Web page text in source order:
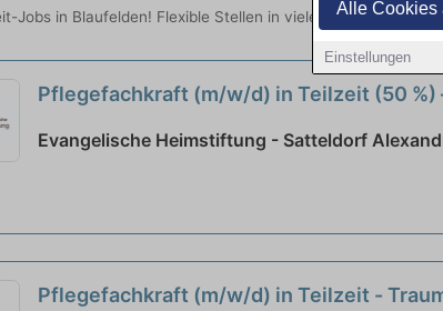
Alle Cookies
Einstellungen
Jobs in Blaufelden! Flexible Stellen in vielen Branchen.
Pflegefachkraft (m/w/d) in Teilzeit (50
Evangelische Heimstiftung - Satteldorf
Pflegefachkraft (m/w/d) in Teilzeit -